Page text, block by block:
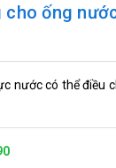
cho ống
nước có thể điều